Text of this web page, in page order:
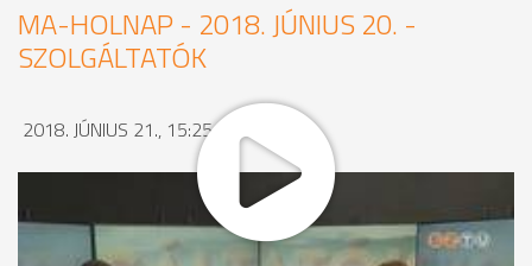
MA-HOLNAP - 2018. JÚNIUS 20. -
SZOLGÁLTATÓK
2018. JÚNIUS 21., 15:25
MEGOSZTÁS